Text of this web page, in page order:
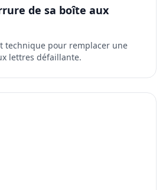
de sa boîte aux
technique pour remplacer une
lettres défaillante.